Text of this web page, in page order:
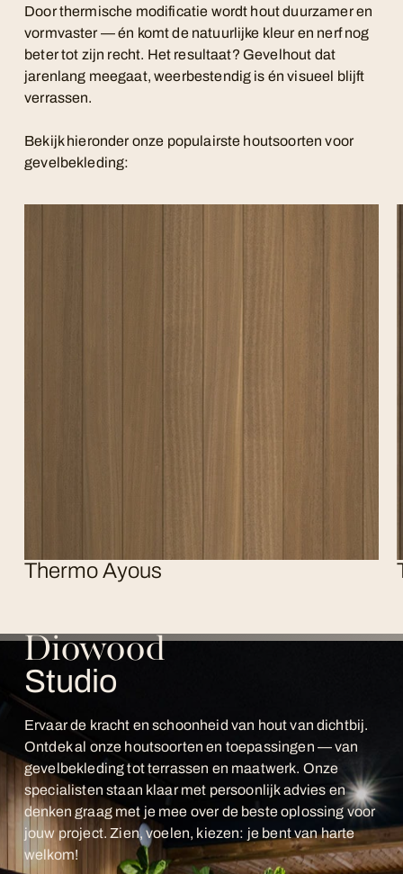
Door thermische modificatie wordt hout duurzamer en
vormvaster — én komt de natuurlijke kleur en nerf nog
beter tot zijn recht. Het resultaat? Gevelhout dat
jarenlang meegaat, weerbestendig is én visueel blijft
verrassen.
Bekijk hieronder onze populairste houtsoorten voor
gevelbekleding:
Thermo Ayous
Diowood
Studio
Ervaar de kracht en schoonheid van hout van dichtbij.
Ontdek al onze houtsoorten en toepassingen — van
gevelbekleding tot terrassen en maatwerk. Onze
specialisten staan klaar met persoonlijk advies en
denken graag met je mee over de beste oplossing voor
jouw project. Zien, voelen, kiezen: je bent van harte
welkom!